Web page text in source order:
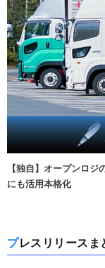
【独自】オープンロ
にも活用本格化
プレスリリース